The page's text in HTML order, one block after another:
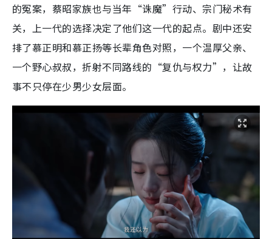
的冤案，蔡昭家族也与当年“诛魔”行动、宗门秘术有
关，上一代的选择决定了他们这一代的起点。剧中还安
排了慕正明和慕正扬等长辈角色对照，一个温厚父亲、
一个野心叔叔，折射不同路线的“复仇与权力”，让故
事不只停在少男少女层面。